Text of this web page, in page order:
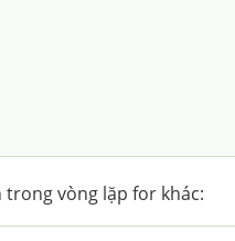
vòng lặp for khác: